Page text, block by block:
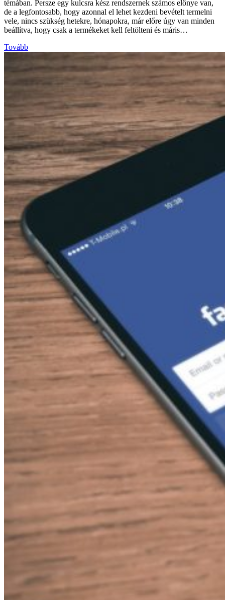
témában. Persze egy kulcsra kész rendszernek számos előnye van,
de a legfontosabb, hogy azonnal el lehet kezdeni bevételt termelni
vele, nincs szükség hetekre, hónapokra, már előre úgy van minden
beállítva, hogy csak a termékeket kell feltölteni és máris…
Tovább